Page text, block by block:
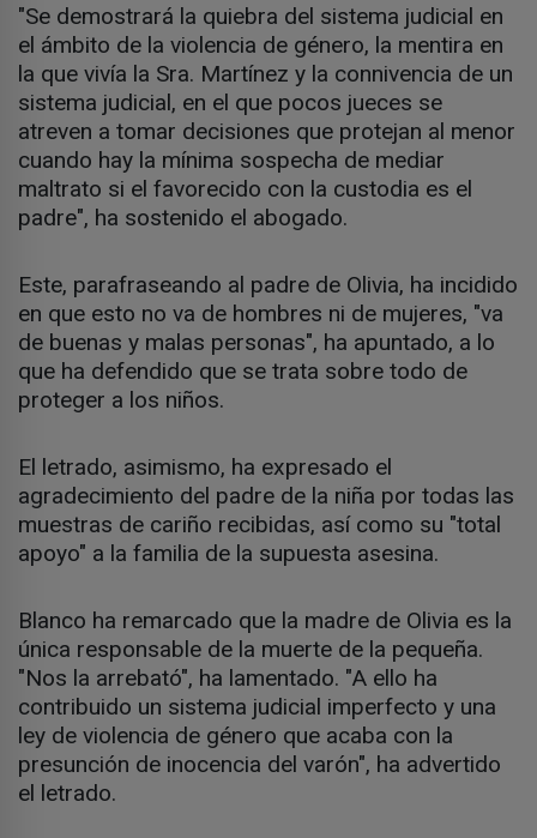
"Se demostrará la quiebra del sistema judicial en
el ámbito de la violencia de género, la mentira en
la que vivía la Sra. Martínez y la connivencia de un
sistema judicial, en el que pocos jueces se
atreven a tomar decisiones que protejan al menor
cuando hay la mínima sospecha de mediar
maltrato si el favorecido con la custodia es el
padre", ha sostenido el abogado.
Este, parafraseando al padre de Olivia, ha incidido
en que esto no va de hombres ni de mujeres, "va
de buenas y malas personas", ha apuntado, a lo
que ha defendido que se trata sobre todo de
proteger a los niños.
El letrado, asimismo, ha expresado el
agradecimiento del padre de la niña por todas las
muestras de cariño recibidas, así como su "total
apoyo" a la familia de la supuesta asesina.
Blanco ha remarcado que la madre de Olivia es la
única responsable de la muerte de la pequeña.
"Nos la arrebató", ha lamentado. "A ello ha
contribuido un sistema judicial imperfecto y una
ley de violencia de género que acaba con la
presunción de inocencia del varón", ha advertido
el letrado.